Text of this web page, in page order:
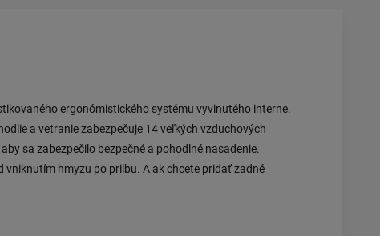
ergonómistického systému vyvinutého interne.
a vetranie zabezpečuje 14 veľkých vzduchových
sa zabezpečilo bezpečné a pohodlné nasadenie.
hmyzu po prilbu. A ak chcete pridať zadné